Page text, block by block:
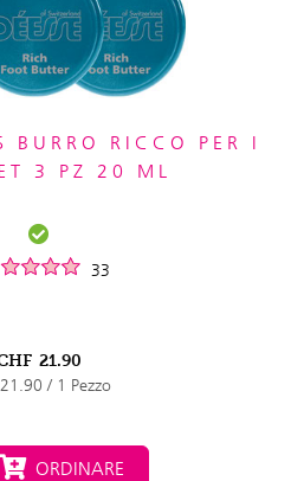
BURRO RICCO PER I
3 PZ 20 ML
33
21.90
/ 1 Pezzo
ORDINARE